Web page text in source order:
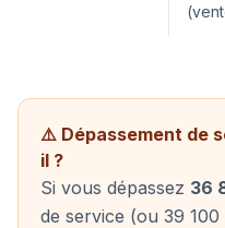
⚠️ Dépassement de
il ?
Si vous dépassez 36
de service (ou 39